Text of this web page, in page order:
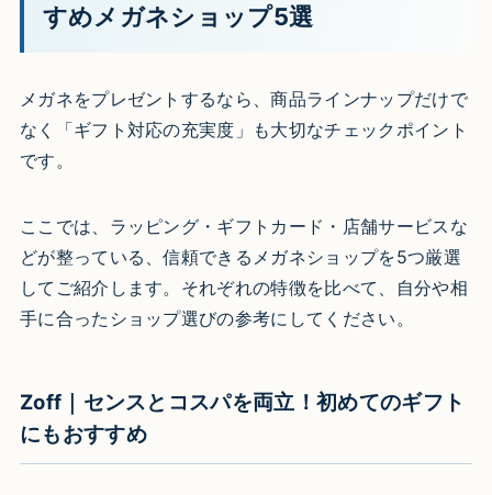
すめメガネショップ5選
メガネをプレゼントするなら、商品ラインナップだけで
なく「ギフト対応の充実度」も大切なチェックポイント
です。
ここでは、ラッピング・ギフトカード・店舗サービスな
どが整っている、信頼できるメガネショップを5つ厳選
してご紹介します。それぞれの特徴を比べて、自分や相
手に合ったショップ選びの参考にしてください。
Zoff｜センスとコスパを両立！初めてのギフト
にもおすすめ